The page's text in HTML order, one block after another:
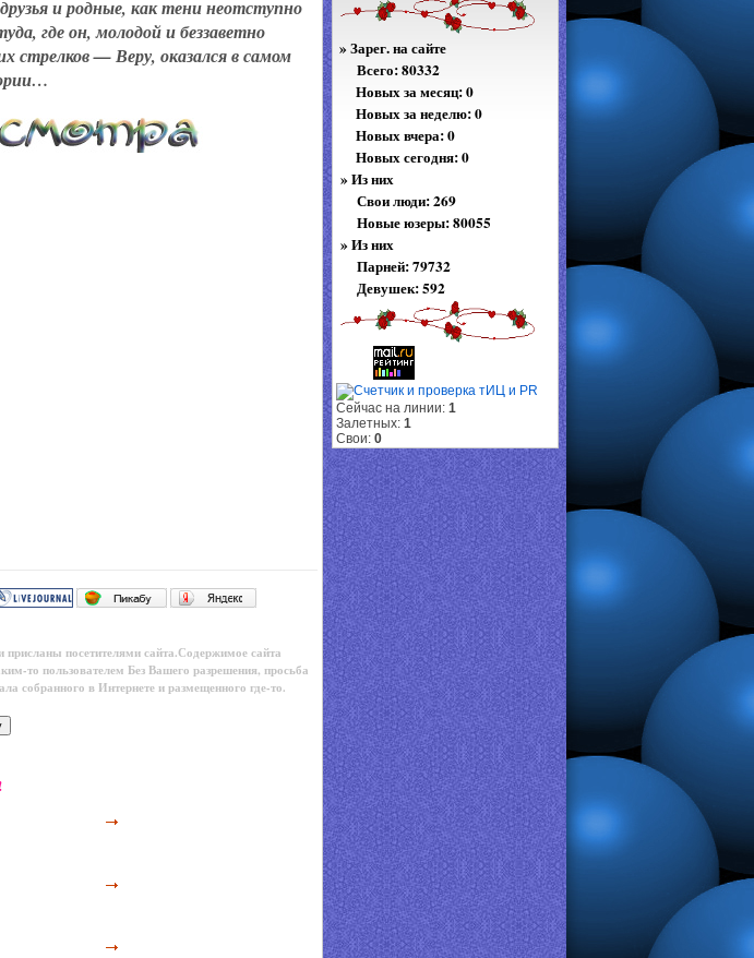
» Зарег. на сайте
Всего:80332
Новых за месяц: 0
Новых за неделю: 0
Новых вчера: 0
Новых сегодня: 0
» Из них
Свои люди: 269
Новые юзеры: 80055
» Из них
Парней: 79732
Девушек: 592
Сейчас на линии: 1
Залетных: 1
Свои: 0
и родные, как тени неотступно
где он, молодой и беззаветно
стрелков — Веру, оказался в самом
посетителями сайта.Содержимое сайта
то пользователем Без Вашего разрешения, просьба
собранного в Интернете и размещенного где-то.